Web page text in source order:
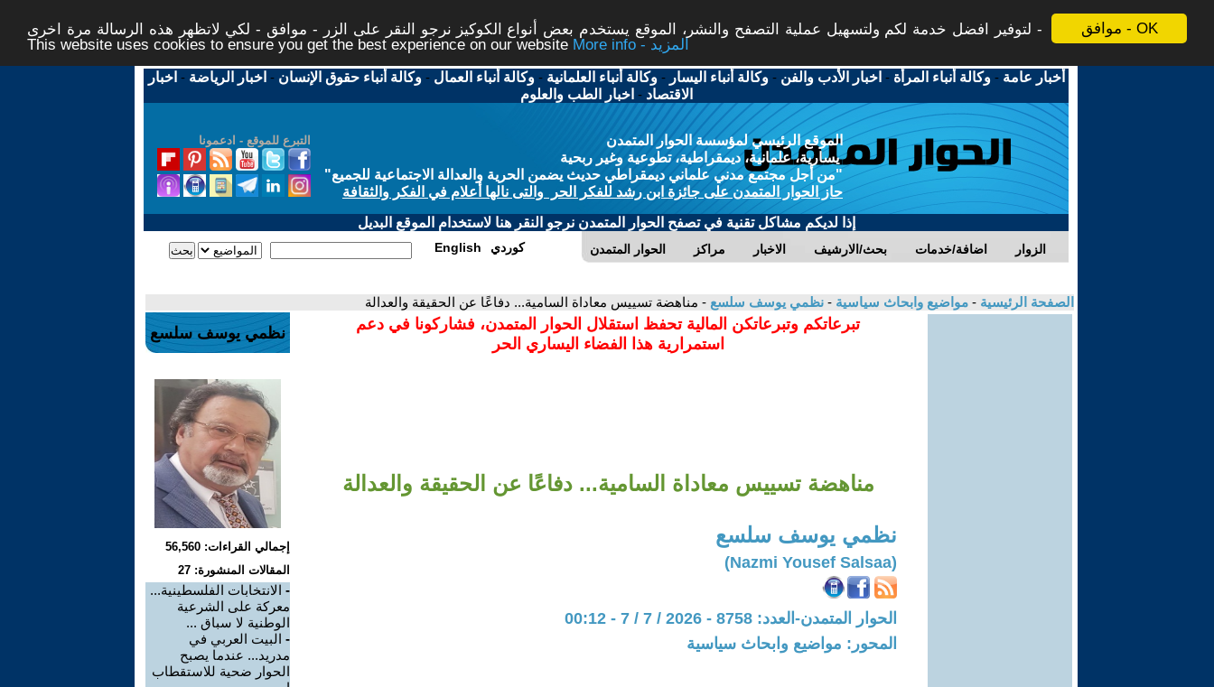
موافق - OK
لتوفير افضل خدمة لكم ولتسهيل عملية التصفح والنشر، الموقع يستخدم بعض أنواع الكوكيز نرجو النقر على الزر - موافق - لكي لاتظهر هذه الرسالة مرة اخرى -
This website uses cookies to ensure you get the best experience on our website
More info - المزيد
أخبار عامة -وكالة أنباء المرأة - اخبار الأدب والفن -وكالة أنباء اليسار -وكالة أنباء العلمانية -وكالة أنباء العمال -وكالة أنباء حقوق الإنسان - اخبار الرياضة - اخبار
الاقتصاد - اخبار الطب والعلوم
التبرع للموقع - ادعمونا
الموقع الرئيسي لمؤسسة الحوار المتمدن
يسارية، علمانية، ديمقراطية، تطوعية وغير ربحية
"من أجل مجتمع مدني علماني ديمقراطي حديث يضمن الحرية والعدالة الاجتماعية للجميع"
حاز الحوار المتمدن على جائزة ابن رشد للفكر الحر والتى نالها أعلام في الفكر والثقافة
إذا لديكم مشاكل تقنية في تصفح الحوار المتمدن نرجو النقر هنا لاستخدام الموقع البديل
الحوار المتمدن مراكز الاخبار بحث/الارشيف اضافة/خدمات الزوار English كوردي
الصفحة الرئيسية - مواضيع وابحاث سياسية - نظمي يوسف سلسع - مناهضة تسييس معاداة السامية... ‏دفاعًا عن الحقيقة والعدالة
تبرعاتكم وتبرعاتكن المالية تحفظ استقلال الحوار المتمدن، فشاركونا في دعم
استمرارية هذا الفضاء اليساري الحر
مناهضة تسييس معاداة السامية... ‏دفاعًا عن الحقيقة والعدالة
نظمي يوسف سلسع
(Nazmi Yousef Salsaa)
الحوار المتمدن-العدد: 8758 - 2026 / 7 / 7 - 00:12
المحور: مواضيع وابحاث سياسية
نظمي يوسف سلسع
إجمالي القراءات: 56,560
المقالات المنشورة: 27
- الانتخابات الفلسطينية...
معركة على الشرعية
‏الوطنية لا سباق ...
- البيت العربي في
مدريد... عندما يصبح
الحوار ضحية ‏للاستقطاب